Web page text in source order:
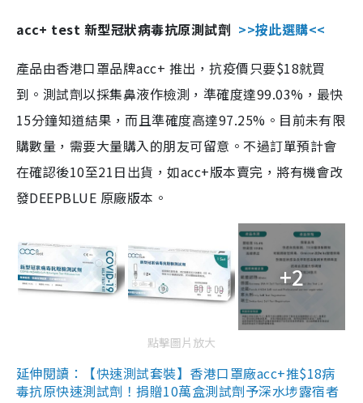
acc+ test 新型冠狀病毒抗原測試劑 >>按此選購<<
產品由香港口罩品牌acc+ 推出，抗疫價只要$18就買
到。測試劑以採集鼻液作檢測，準確度達99.03%，最快
15分鐘知道結果，而且準確度高達97.25%。目前未有限
購數量，需要大量購入的朋友可留意。不過訂單預計會
在確認後10至21日出貨，如acc+版本賣完，將有機會改
發DEEPBLUE 原廠版本。
+2
點擊圖片放大
延伸閱讀：【快速測試套裝】香港口罩廠acc+推$18病
毒抗原快速測試劑！捐贈10萬盒測試劑予深水埗露宿者